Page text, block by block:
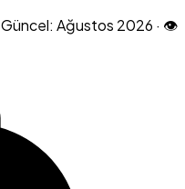
Güncel: Ağustos 2026 · 👁